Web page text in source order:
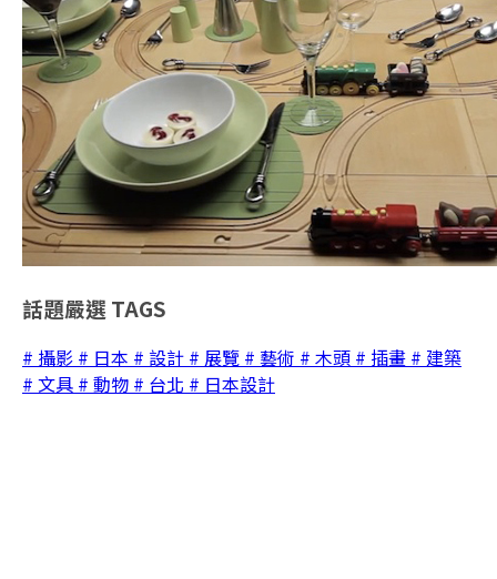
話題嚴選 TAGS
# 攝影 # 日本 # 設計 # 展覽 # 藝術 # 木頭 # 插畫 # 建築
# 文具 # 動物 # 台北 # 日本設計